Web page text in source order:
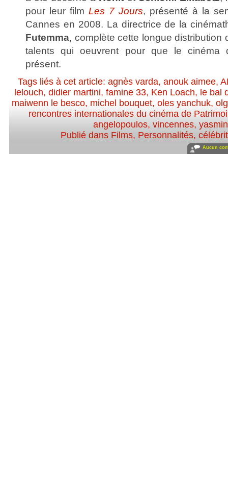
pour leur film Les 7 Jours, présenté à la
Cannes en 2008. La directrice de la
Futemma, complète cette longue distribution
talents qui oeuvrent pour que le cinéma
présent.
Tags liés à cet article: agnès varda, anouk aimee,
lelouch, didier martini, famine 33, Ken Loach, le bal
maiwenn le besco, michel bouquet, oles yanchuk,
rencontres internationales du cinéma de
angelopoulos, vincennes,
Publié dans Films, Personnalités,
Aucun